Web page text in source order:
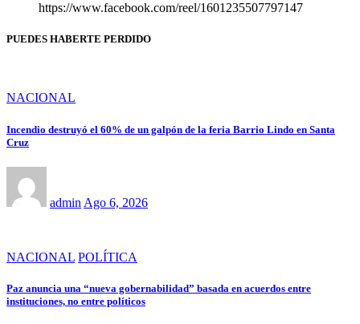
https://www.facebook.com/reel/1601235507797147
PUEDES HABERTE PERDIDO
NACIONAL
Incendio destruyó el 60% de un galpón de la feria Barrio Lindo en Santa
Cruz
admin Ago 6, 2026
NACIONAL POLÍTICA
Paz anuncia una “nueva gobernabilidad” basada en acuerdos entre
instituciones, no entre políticos